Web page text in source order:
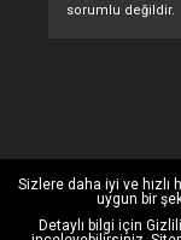
sorumlu değildir.
Sizlere daha iyi ve
uygun bir
Detaylı bilgi için